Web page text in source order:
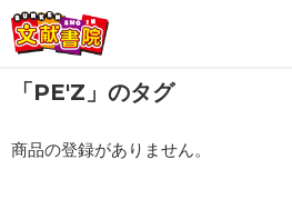
会員登録
「PE'Z」のタグ
商品の登録がありません。